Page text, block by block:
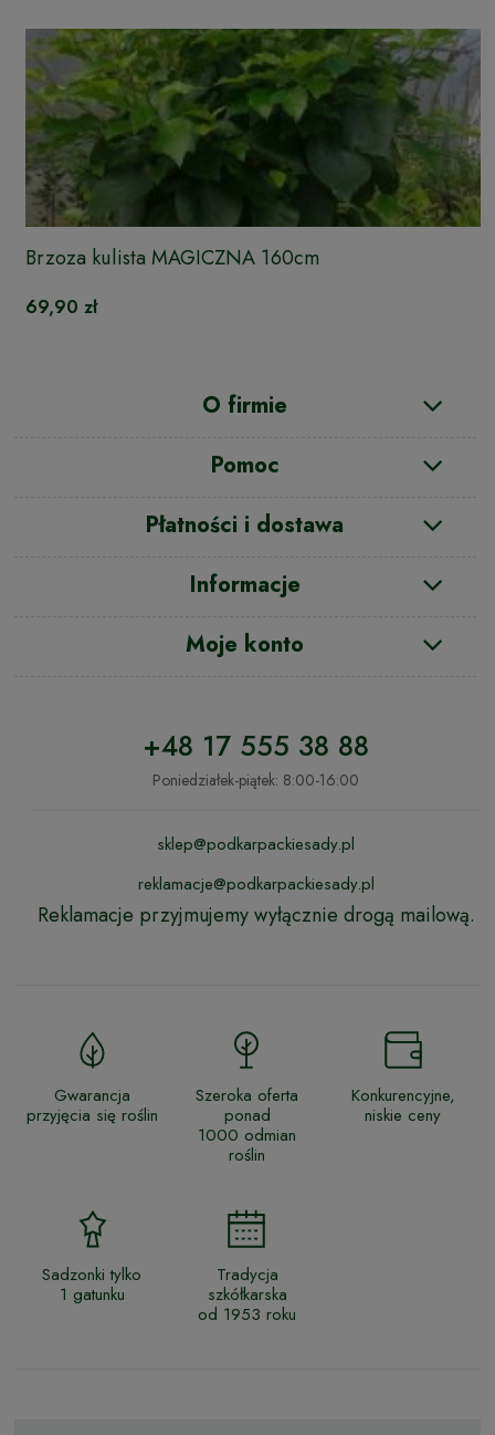
Brzoza kulista MAGICZNA 160cm
69,90 zł
O firmie
Pomoc
Płatności i dostawa
Informacje
Moje konto
+48 17 555 38 88
Poniedziałek-piątek: 8:00-16:00
sklep@podkarpackiesady.pl
reklamacje@podkarpackiesady.pl
Reklamacje przyjmujemy wyłącznie drogą mailową.
Gwarancja
przyjęcia się roślin
Szeroka oferta
ponad
1000 odmian
roślin
Konkurencyjne,
niskie ceny
Sadzonki tylko
1 gatunku
Tradycja
szkółkarska
od 1953 roku